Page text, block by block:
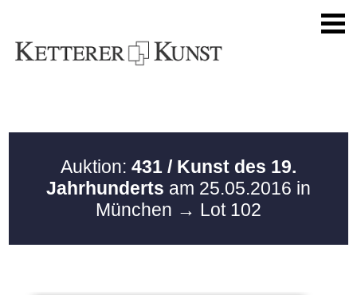
Auktion: 431 / Kunst des 19.
Jahrhunderts am 25.05.2016 in
München → Lot 102